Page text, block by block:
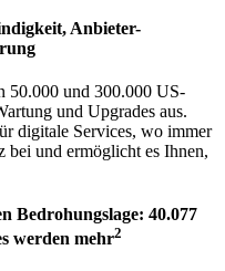
Anbieter-
50.000 und 300.000 US-
und Upgrades aus.
digitale Services, wo immer
und ermöglicht es Ihnen,
Bedrohungslage: 40.077
werden mehr2